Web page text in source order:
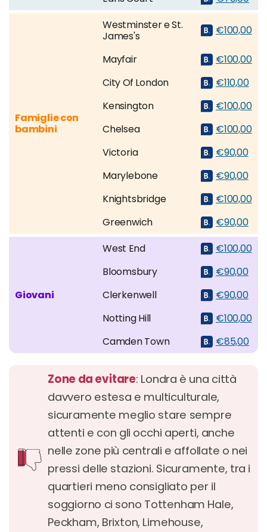
Famiglie con
bambini
Westminster e St.
James's
€100,00
Mayfair
€100,00
City Of London
€110,00
Kensington
€100,00
Chelsea
€100,00
Victoria
€90,00
Marylebone
€90,00
Knightsbridge
€100,00
Greenwich
€90,00
Giovani
West End
€100,00
Bloomsbury
€90,00
Clerkenwell
€90,00
Notting Hill
€100,00
Camden Town
€85,00
Zone da evitare: Londra è una città
davvero estesa e multiculturale,
sicuramente meglio stare sempre
attenti e con gli occhi aperti, anche
nelle zone più centrali e affollate o nei
pressi delle stazioni. Sicuramente, tra i
quartieri meno consigliato per il
soggiorno ci sono Tottenham Hale,
Peckham, Brixton, Limehouse,